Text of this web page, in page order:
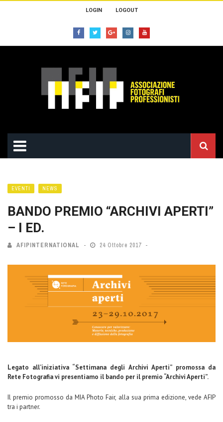
LOGIN LOGOUT
EVENTI NEWS
BANDO PREMIO “ARCHIVI APERTI”
– I ED.
AFIPINTERNATIONAL 24 Ottobre 2017
Legato all’iniziativa “Settimana degli Archivi Aperti” promossa da
Rete Fotografia vi presentiamo il bando per il premio “Archivi Aperti”.
Il premio promosso da MIA Photo Fair, alla sua prima edizione, vede AFIP
tra i partner.